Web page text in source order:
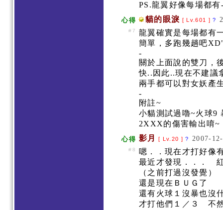
PS.龍翼好像每場都
心得 貓的眼淚 [ Lv.601 ]?
#7
龍翼確實是每場都有
簡單，多跑幾趟吧
-
關於上面說的雙刀，
快..因此..現在不建議
兩手都可以對女妖產
-
附註~
小貓測試過嚕~火球9
2XXX的傷害輸出唷
心得 影月 [ Lv.20 ]? 2007-
#8
嗯．．現在才打好像
最近才發現．．．
（之前打過沒發覺）
還是現在ＢＵＧ了
還有火球１沒暴也
才打他們１／３ 不